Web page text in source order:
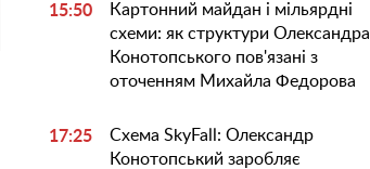
15:50
Картонний майдан і мільярдні
схеми: як структури Олександра
Конотопського пов'язані з
оточенням Михайла Федорова
17:25
Схема SkyFall: Олександр
Конотопський заробляє